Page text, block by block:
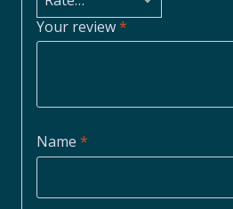
Your review*
Name *